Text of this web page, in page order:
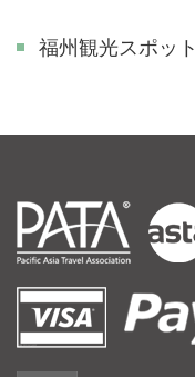
福州観光スポット